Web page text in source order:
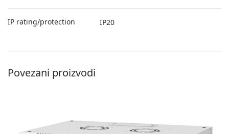
IP rating/protection IP20
Povezani proizvodi